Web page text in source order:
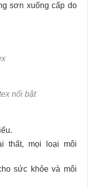
sơn xuống cấp do
nổi bật
thất, mọi loại môi
sức khỏe và môi